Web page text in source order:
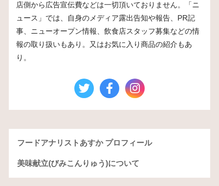
店側から広告宣伝費などは一切頂いておりません。「ニ
ュース」では、自身のメディア露出告知や報告、PR記
事、ニューオープン情報、飲食店スタッフ募集などの情
報の取り扱いもあり。又はお気に入り商品の紹介もあ
り。
フードアナリストあすか プロフィール
美味献立(びみこんりゅう)について